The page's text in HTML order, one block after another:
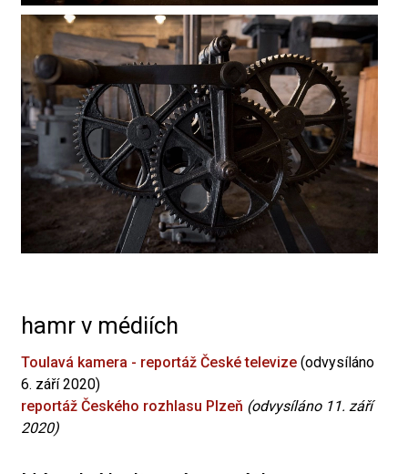
hamr v médiích
Toulavá kamera - reportáž České televize (odvysíláno
6. září 2020)
reportáž Českého rozhlasu Plzeň (odvysíláno 11. září
2020)